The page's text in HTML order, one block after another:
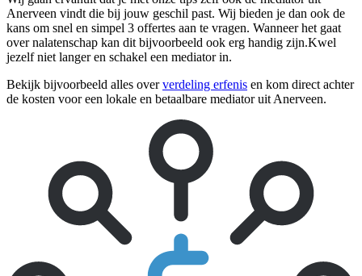
Anerveen vindt die bij jouw geschil past. Wij bieden je dan ook de
kans om snel en simpel 3 offertes aan te vragen. Wanneer het gaat
over nalatenschap kan dit bijvoorbeeld ook erg handig zijn.Kwel
jezelf niet langer en schakel een mediator in.
Bekijk bijvoorbeeld alles oververdeling erfenis en kom direct achter
de kosten voor een lokale en betaalbare mediator uit Anerveen.